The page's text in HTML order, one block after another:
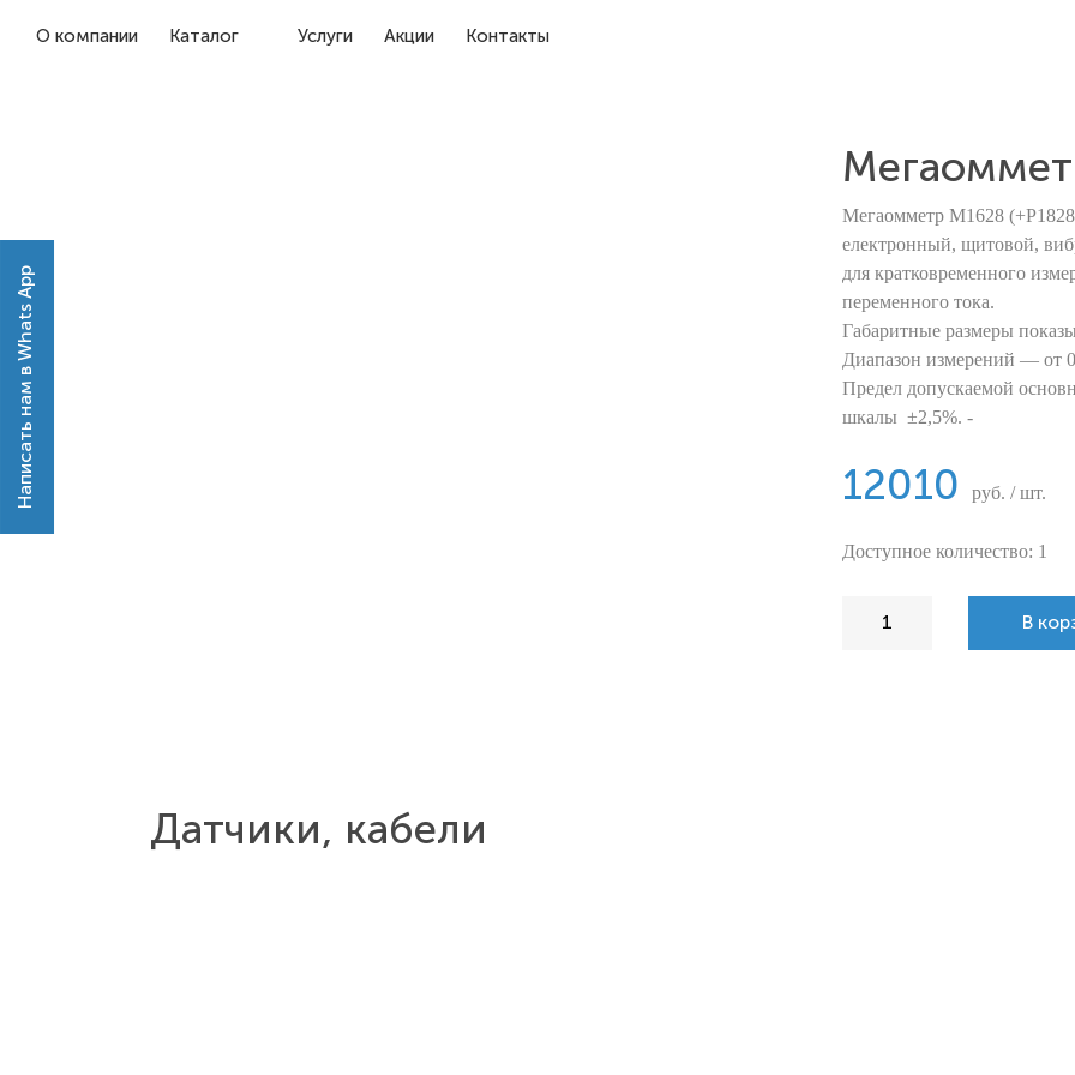
О компании Каталог Услуги Акции Контакты
Мегаомметр М1628
електронный, щитовой,
для кратковременного
переменного тока.
Габаритные размеры
Диапазон измерений —
Предел допускаемой
шкалы ±2,5%. -
12010 руб. / шт.
Доступное количество: 1
В
Датчики, кабели
Написать нам в Whats App